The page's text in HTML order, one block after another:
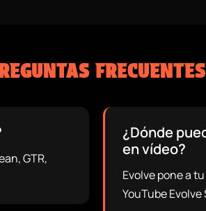
FRECUENTES
GTR,
¿Dónde
en vídeo?
Evolve pone a
YouTube